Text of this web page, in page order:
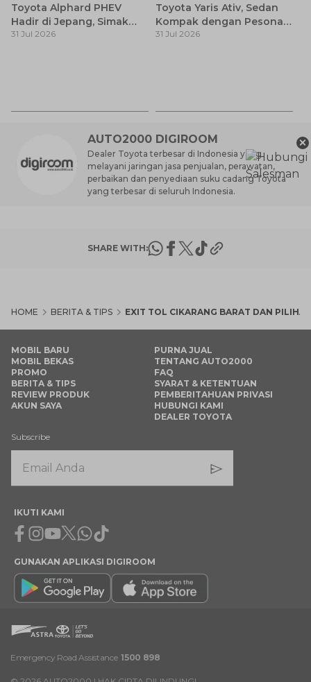
Toyota Alphard PHEV
Hadir di Jepang, Simak
Pembaruan dan Fitur
31 Jul 2026
Toyota Yaris Ativ, Sedan
Kompak dengan Pesona
Modern
31 Jul 2026
AUTO2000 DIGIROOM
Dealer Toyota terbesar di Indonesia yang
melayani jaringan jasa penjualan, perawatan,
perbaikan dan penyediaan suku cadang Toyota
yang terbesar di seluruh Indonesia.
SHARE WITH:
HOME BERITA & TIPS EXIT TOL CIKARANG BARAT DAN
×
MOBIL BARU
MOBIL BEKAS
PROMO
BERITA & TIPS
REVIEW PRODUK
AKUN SAYA
PURNA JUAL
TENTANG AUTO2000
FAQ
SYARAT & KETENTUAN
PEMBERITAHUAN PRIVASI
HUBUNGI KAMI
DEALER TOYOTA
Subscribe
IKUTI KAMI
Facebook
Instagram
Youtube
X Whatsapp
Tiktok
GUNAKAN APLIKASI DIGIROOM
Emergency Road Assistance 1500 898